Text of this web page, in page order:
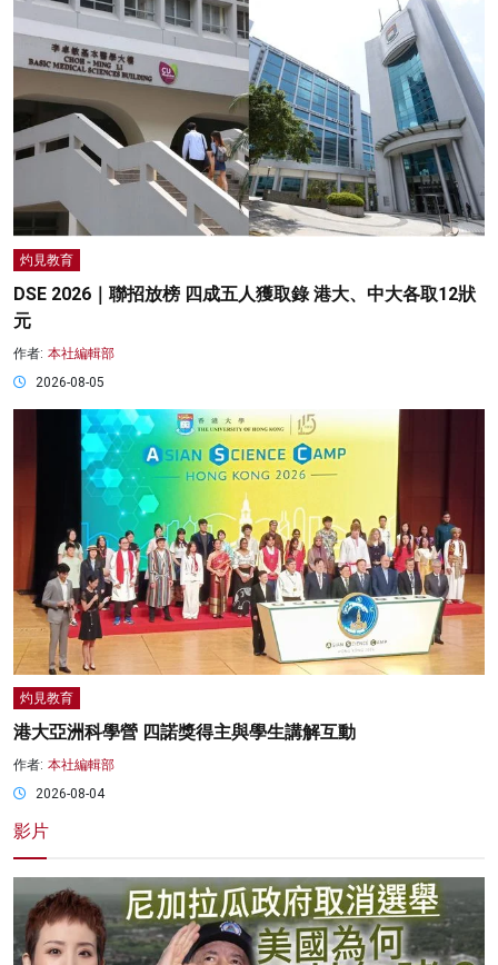
灼見教育
DSE 2026｜聯招放榜 四成五人獲取錄 港大、中大各取12狀
元
作者: 本社編輯部
2026-08-05
灼見教育
港大亞洲科學營 四諾獎得主與學生講解互動
作者: 本社編輯部
2026-08-04
影片